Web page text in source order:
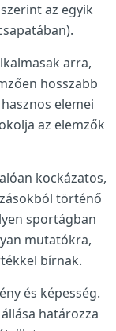
az egyik
arra,
hosszabb
elemei
az elemzők
kockázatos,
történő
sportágban
mutatókra,
bírnak.
és képesség.
határozza